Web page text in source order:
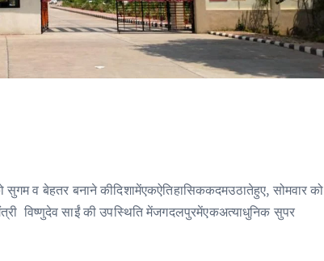
व बेहतर बनाने कीदिशामेंएकऐतिहासिककदमउठातेहुए, सोमवार को
विष्णुदेव साईं की उपस्थिति मेंजगदलपुरमेंएकअत्याधुनिक सुपर